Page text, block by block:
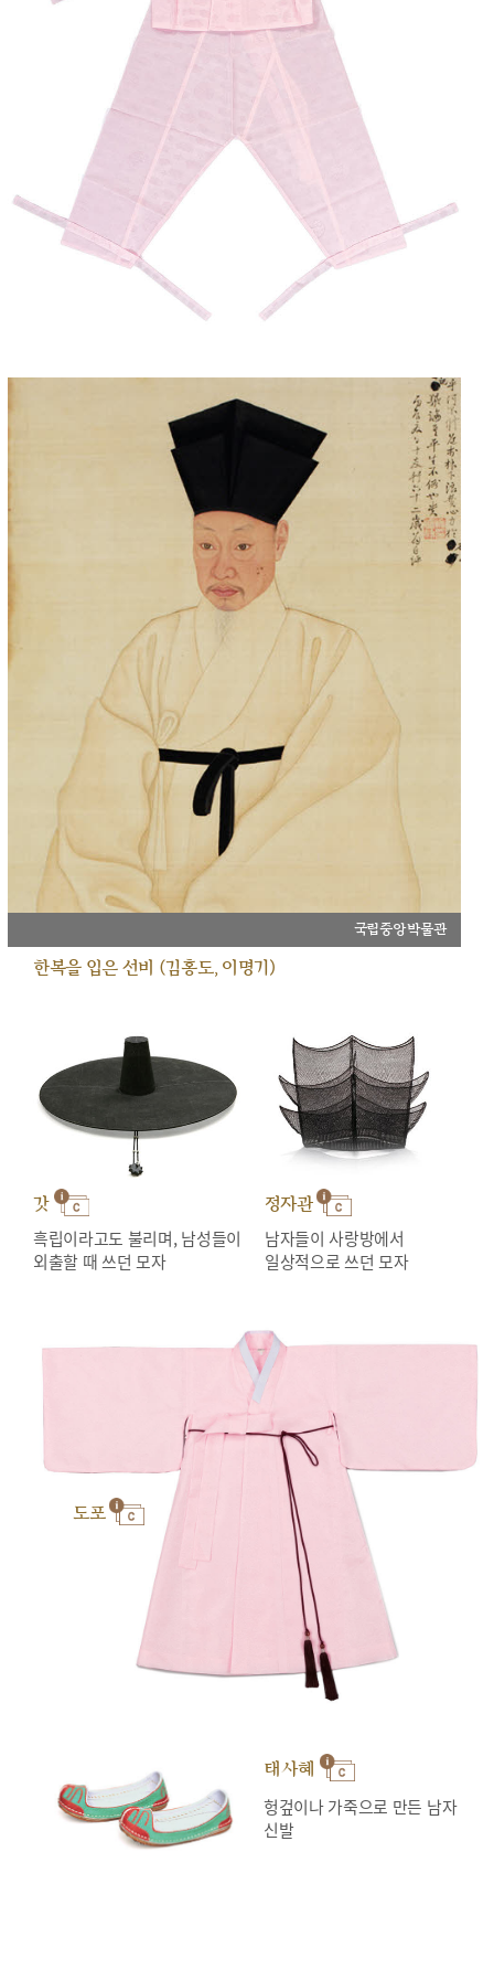
국립중앙박물관
한복을 입은 선비 (김홍도, 이명기)
갓
흑립이라고도 불리며, 남성들이
외출할 때 쓰던 모자
정자관
남자들이 사랑방에서
일상적으로 쓰던 모자
도포
태사혜
헝겊이나 가죽으로 만든 남자
신발